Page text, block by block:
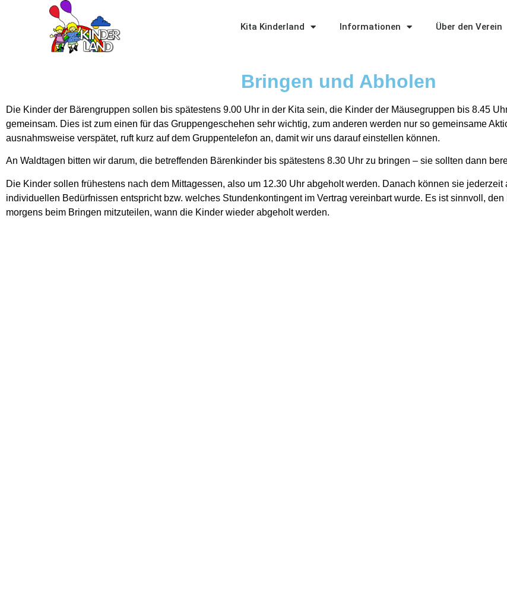
Kita Kinderland Informationen Über den Verein
Bringen und Abholen
Die Kinder der Bärengruppen sollen bis spätestens 9.00 Uhr in der Kita sein, die Kinder der Mäusegruppen bis 8.45
gemeinsam. Dies ist zum einen für das Gruppengeschehen sehr wichtig, zum anderen werden nur so gemeinsame
ausnahmsweise verspätet, ruft kurz auf dem Gruppentelefon an, damit wir uns darauf einstellen können.
An Waldtagen bitten wir darum, die betreffenden Bärenkinder bis spätestens 8.30 Uhr zu bringen – sie sollten dann
Die Kinder sollen frühestens nach dem Mittagessen, also um 12.30 Uhr abgeholt werden. Danach können sie
individuellen Bedürfnissen entspricht bzw. welches Stundenkontingent im Vertrag vereinbart wurde. Es ist sinnvoll,
morgens beim Bringen mitzuteilen, wann die Kinder wieder abgeholt werden.